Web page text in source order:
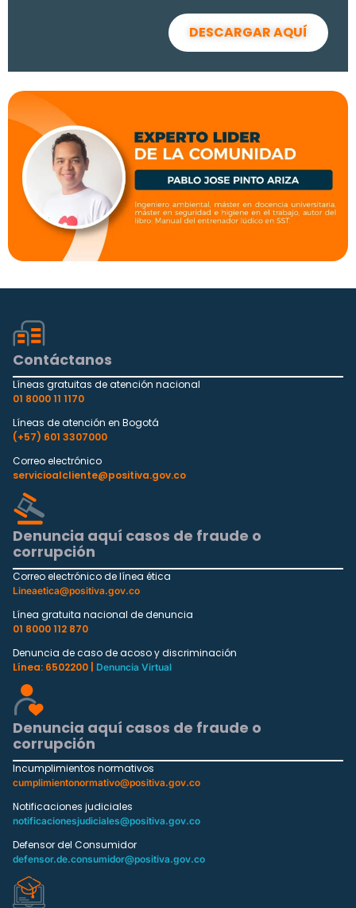
DESCARGAR AQUÍ
Contáctanos
Líneas gratuitas de atención nacional
01 8000 11 1170
Líneas de atención en Bogotá
(+57) 601 3307000
Correo electrónico
servicioalcliente@positiva.gov.co
Denuncia aquí casos de fraude o
corrupción
Correo electrónico de línea ética
Lineaetica@positiva.gov.co
Línea gratuita nacional de denuncia
01 8000 112 870
Denuncia de caso de acoso y discriminación
Línea: 6502200 |
Denuncia Virtual
Denuncia aquí casos de fraude o
corrupción
Incumplimientos normativos
cumplimientonormativo@positiva.gov.co
Notificaciones judiciales
notificacionesjudiciales@positiva.gov.co
Defensor del Consumidor
defensor.de.consumidor@positiva.gov.co